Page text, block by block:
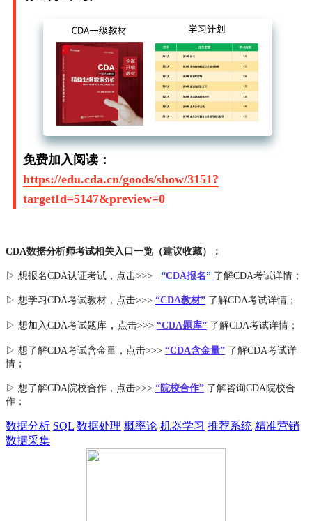
免费加入阅读：
https://edu.cda.cn/goods/show/3151?
targetId=5147&preview=0
CDA数据分析师考试相关入口一览（建议收藏）：
▷ 想报名CDA认证考试，点击>>> “CDA报名” 了解CDA考试详情；
▷ 想学习CDA考试教材，点击>>> “CDA教材” 了解CDA考试详情；
▷ 想加入CDA考试题库 ， 点击>>> “CDA题库” 了解CDA考试详情；
▷ 想了解CDA考试含金量 ，点击>>> “CDA含金量” 了解CDA考试详
情；
▷ 想了解CDA院校合作 ，点击>>> “院校合作” 了解咨询CDA院校合
作；
数据分析 SQL 数据处理 概率论 机器学习 推荐系统 精准营销
数据采集